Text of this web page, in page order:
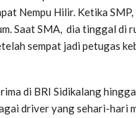
Nempu Hilir. Ketika
Saat SMA, dia tinggal di
sempat jadi petugas
di BRI Sidikalang
driver yang sehari-hari